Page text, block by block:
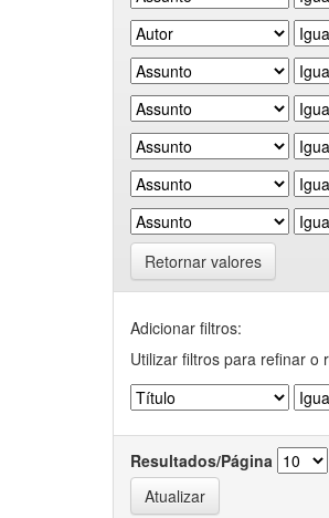
Retornar valores
Adicionar filtros:
Utilizar filtros para refinar o
Resultados/Página